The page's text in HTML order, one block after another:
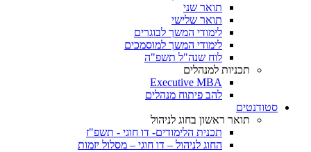
תואר שני
תואר שלישי
לימודי המשך לבוגרים
לימודי המשך למוסמכים
לוח שנה"ל תשפ"ה
תכניות למנהלים
Executive MBA
להב פיתוח מנהלים
סטודנטים
תואר ראשון בחוג לניהול
תכנית הלימודים- דו חוגי - תשפ"ז
החוג לניהול – דו חוגי – מסלול יזמות